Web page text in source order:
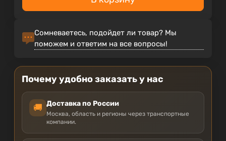
Сомневаетесь, подойдет ли товар? Мы
поможем и ответим на все вопросы!
Почему удобно заказать у нас
🚚 Доставка по России
Москва, область и регионы через транспортные
компании.